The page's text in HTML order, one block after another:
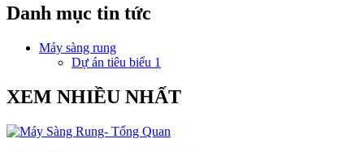
Danh mục tin tức
Máy sàng rung
Dự án tiêu biểu 1
XEM NHIỀU NHẤT